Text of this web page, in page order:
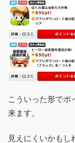
こういった形でポ
来ます。
見えにくいかもし